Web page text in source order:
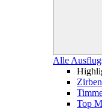
Alle
Top